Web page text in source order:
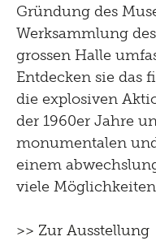
Gründung des
Werksammlung
grossen Halle
Entdecken sie das
die explosiven
der 1960er Jahre
monumentalen
einem
viele
>> Zur Ausstellung